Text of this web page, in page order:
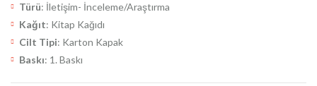
Türü: İletişim- İnceleme/Araştırma
Kağıt: Kitap Kağıdı
Cilt Tipi: Karton Kapak
Baskı: 1. Baskı